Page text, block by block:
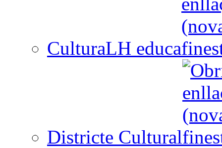
CulturaLH educa
Districte Cultural